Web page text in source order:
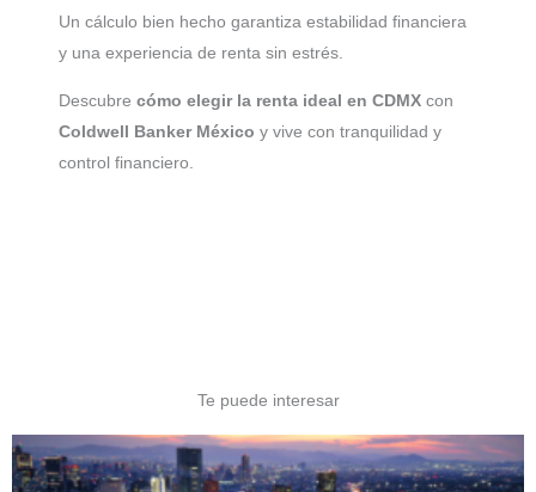
Un cálculo bien hecho garantiza estabilidad financiera
y una experiencia de renta sin estrés.
Descubre cómo elegir la renta ideal en CDMX con
Coldwell Banker México y vive con tranquilidad y
control financiero.
Te puede interesar